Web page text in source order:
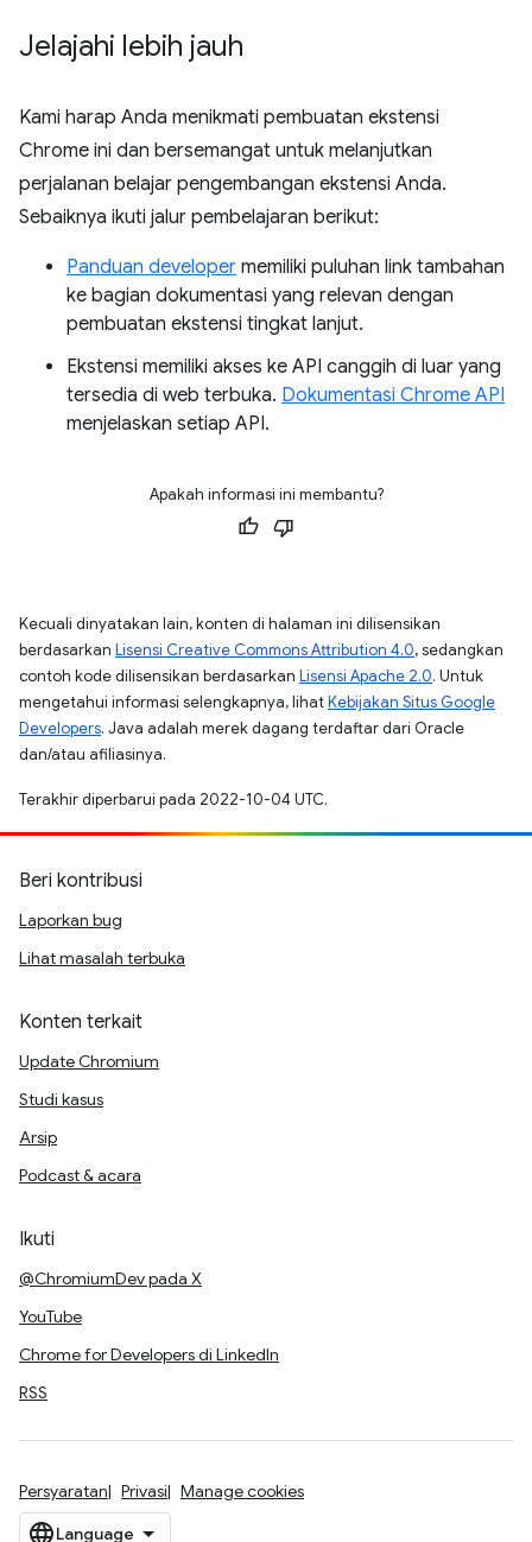
Jelajahi lebih jauh
Kami harap Anda menikmati pembuatan ekstensi
Chrome ini dan bersemangat untuk melanjutkan
perjalanan belajar pengembangan ekstensi Anda.
Sebaiknya ikuti jalur pembelajaran berikut:
Panduan developer memiliki puluhan link tambahan
ke bagian dokumentasi yang relevan dengan
pembuatan ekstensi tingkat lanjut.
Ekstensi memiliki akses ke API canggih di luar yang
tersedia di web terbuka. Dokumentasi Chrome API
menjelaskan setiap API.
Apakah informasi ini membantu?
Kecuali dinyatakan lain, konten di halaman ini dilisensikan
berdasarkan Lisensi Creative Commons Attribution 4.0, sedangkan
contoh kode dilisensikan berdasarkan Lisensi Apache 2.0. Untuk
mengetahui informasi selengkapnya, lihatKebijakan Situs Google
Developers. Java adalah merek dagang terdaftar dari Oracle
dan/atau afiliasinya.
Terakhir diperbarui pada 2022-10-04 UTC.
Beri kontribusi
Laporkan bug
Lihat masalah terbuka
Konten terkait
Update Chromium
Studi kasus
Arsip
Podcast & acara
Ikuti
@ChromiumDev pada X
YouTube
Chrome for Developers di LinkedIn
RSS
Persyaratan Privasi Manage cookies